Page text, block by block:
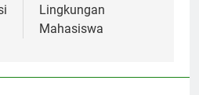
Lingkungan
Mahasiswa